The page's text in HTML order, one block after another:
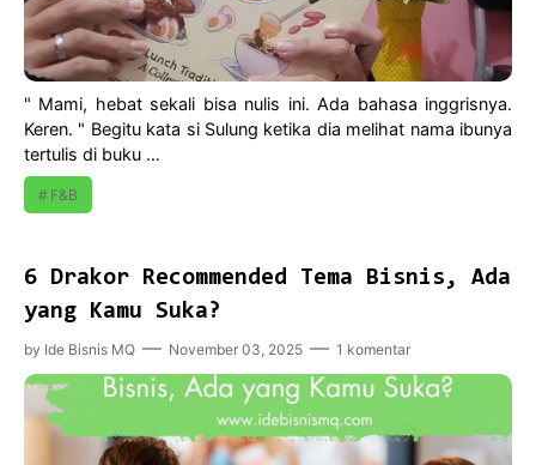
" Mami, hebat sekali bisa nulis ini. Ada bahasa inggrisnya.
Keren. " Begitu kata si Sulung ketika dia melihat nama ibunya
tertulis di buku …
F&B
6 Drakor Recommended Tema Bisnis, Ada
yang Kamu Suka?
by Ide Bisnis MQ November 03, 2025 1 komentar